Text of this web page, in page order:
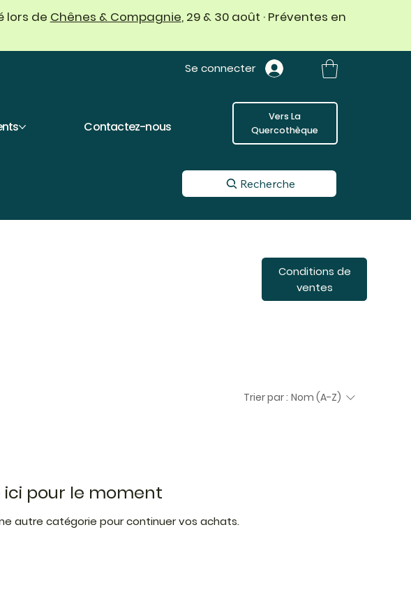
Se connecter
Recherche
Vers La
Quercothèque
Contactez-nous
lors de Chênes & Compagnie, 29 & 30 août · Préventes en
Trier par : Nom (A-Z)
pour le moment
autre catégorie pour continuer vos achats.
Conditions de
ventes